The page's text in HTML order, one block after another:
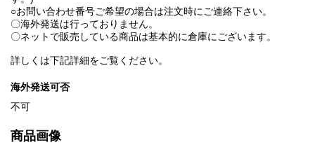
○お問い合わせ番号ご希望の場合は注文時にご連絡下さい。
〇海外発送は行っておりません。
〇ネットで販売している商品は基本的に倉庫にございます。
詳しくは下記詳細をご覧ください。
海外発送可否
不可
商品画像